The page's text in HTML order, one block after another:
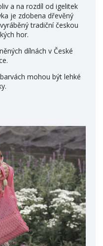
a na rozdíl od igelitek
je zdobena dřevěný
tradiční českou
hor.
dílnách v České
mohou být lehké